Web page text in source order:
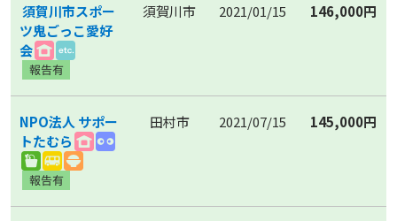
須賀川市スポー
ツ鬼ごっこ愛好
会
須賀川市 2021/01/15 146,000円
NPO法人 サポー
トたむら
田村市 2021/07/15 145,000円